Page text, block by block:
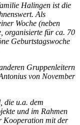
Halingen ist die
Als
Woche (neben
organisierte für ca. 70
Geburtstagswoche
Gruppenleitern
von November
die u.a. dem
und im Rahmen
Kooperation mit der